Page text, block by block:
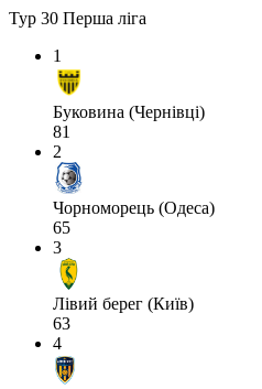
Тур 30 Перша ліга
1
Буковина (Чернівці)
81
2
Чорноморець (Одеса)
65
3
Лівий берег (Київ)
63
4